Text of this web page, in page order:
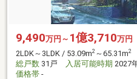
9,490万円～ 1億3,710万円
2LDK～3LDK / 53.09m2 ～65.31m2
総戸数 31戸 入居可能時期 2027
価格帯 -